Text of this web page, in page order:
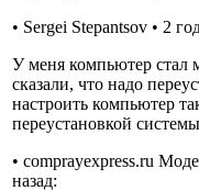
• Sergei Stepantsov • 2
У меня компьютер стал
сказали, что надо
настроить компьютер
переустановкой
• comprayexpress.ru
назад: